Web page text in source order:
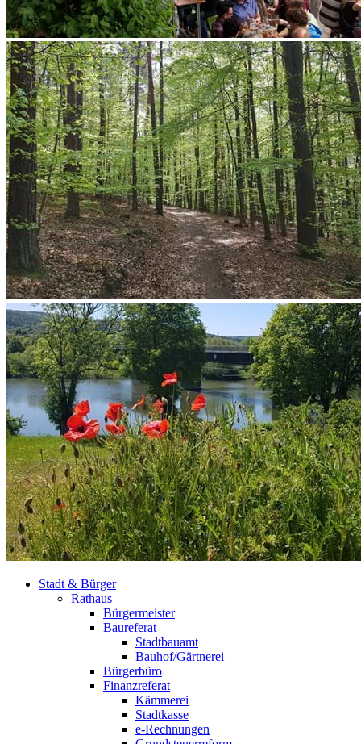
Stadt & Bürger
Rathaus
Bürgermeister
Baureferat
Stadtbauamt
Bauhof/Gärtnerei
Bürgerbüro
Finanzreferat
Kämmerei
Stadtkasse
e-Rechnungen